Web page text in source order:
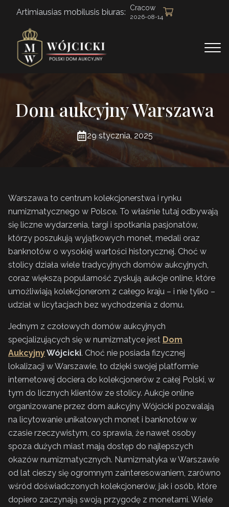
Artimiausias mobilusis biuras: Cracow
2026-08-14
Dom aukcyjny Warszawa
29 stycznia, 2025
Warszawa to centrum kolekcjonerstwa i rynku
numizmatycznego w Polsce. To właśnie tutaj odbywają
się liczne wydarzenia, targi i spotkania pasjonatów,
którzy poszukują wyjątkowych monet, medali oraz
banknotów o wysokiej wartości historycznej. Choć w
stolicy działa wiele tradycyjnych domów aukcyjnych,
coraz większą popularność zyskują aukcje online, które
umożliwiają kolekcjonerom z całego kraju – i nie tylko –
udział w licytacjach bez wychodzenia z domu.
Jednym z czołowych domów aukcyjnych
specjalizujących się w numizmatyce jest Dom
AukcyjnyWójcicki. Choć nie posiada fizycznej
lokalizacji w Warszawie, to dzięki swojej platformie
internetowej dociera do kolekcjonerów z całej Polski, w
tym do licznych klientów ze stolicy. Aukcje online
organizowane przez dom aukcyjny Wójcicki pozwalają
na licytowanie unikatowych monet i banknotów w
czasie rzeczywistym, co sprawia, że nawet osoby
spoza dużych miast mają dostęp do najlepszych
okazów numizmatycznych. Numizmatyka w Warszawie
od lat cieszy się ogromnym zainteresowaniem, zarówno
wśród doświadczonych kolekcjonerów, jak i osób, które
dopiero zaczynają swoją przygodę z monetami. Wiele